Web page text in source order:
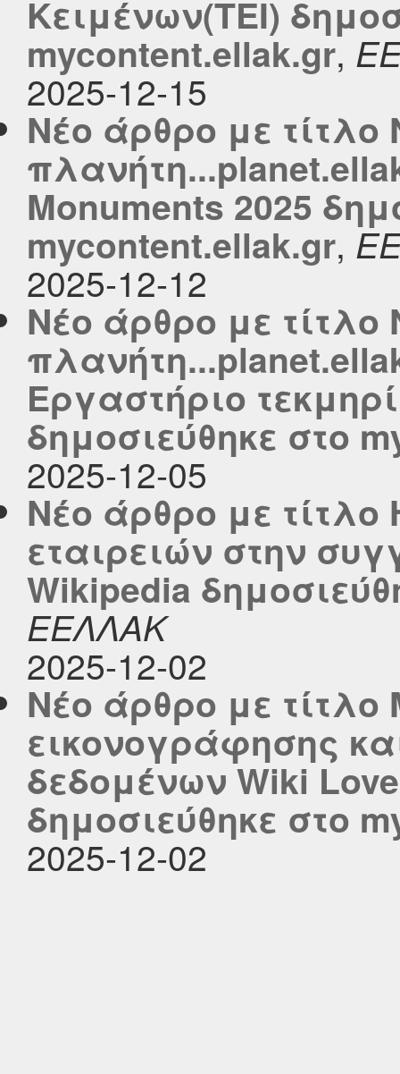
Κειμένων(TEI)
mycontent.ellak.gr,
2025-12-15
Νέο άρθρο με
Monuments 2025
mycontent.ellak.gr,
2025-12-12
Νέο άρθρο με
Εργαστήριο
δημοσιεύθηκε στο
2025-12-05
Νέο άρθρο με
εταιρειών στην
Wikipedia
ΕΕΛΛΑΚ
2025-12-02
Νέο άρθρο με
εικονογράφησης
δεδομένων Wiki
δημοσιεύθηκε στο
2025-12-02